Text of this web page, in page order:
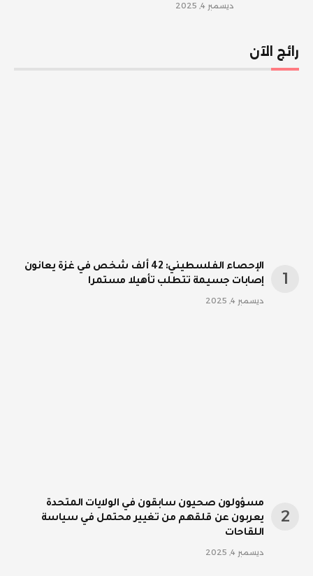
ديسمبر 4, 2025
رائج الآن
الإحصاء الفلسطيني: 42 ألف شخص في غزة يعانون
إصابات جسيمة تتطلب تأهيلا مستمرا
ديسمبر 4, 2025
مسؤولون صحيون سابقون في الولايات المتحدة
يعربون عن قلقهم من تغيير محتمل في سياسة
اللقاحات
ديسمبر 4, 2025